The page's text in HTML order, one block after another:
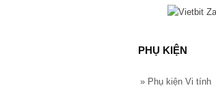
PHỤ KIỆN
» Phụ kiện Vi tính